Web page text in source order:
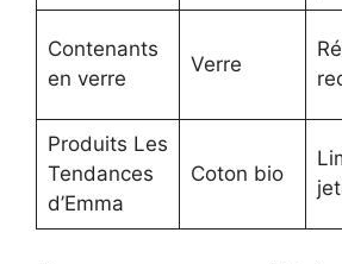
Contenants
en verre
Verre
Produits Les
Tendances
d’Emma
Coton bio